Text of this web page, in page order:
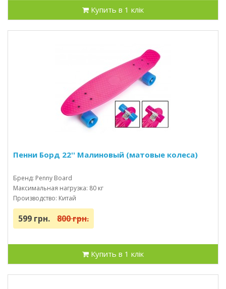
Купить в 1 клік
Пенни Борд 22'' Малиновый (матовые колеса)
Бренд: Penny Board
Максимальная нагрузка: 80 кг
Производство: Китай
599 грн. 800 грн.
Купить в 1 клік